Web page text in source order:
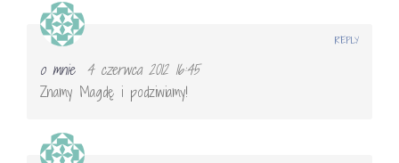
o mnie
4 czerwca 2012 16:45
Znamy Magdę i podziwiamy!
REPLY